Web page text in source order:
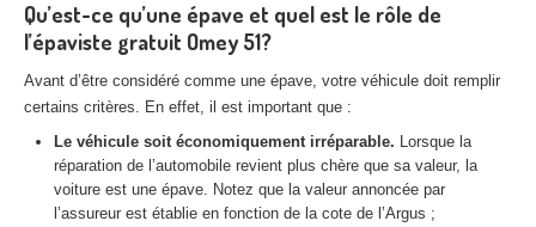
Centreagréé VHU 92 : casse auto avec destruction
Centreagréé VHU 93 : casse auto avec destruction
Centreagréé VHU 94 : casse auto avec destruction
Centreagréé VHU 95 : casse auto avec destruction
Qu’est-ce qu’une épave et quel est le rôle de
l’épaviste gratuit Omey 51?
Avant d’être considéré comme une épave, votre véhicule doit remplir
certains critères. En effet, il est important que :
Le véhicule soit économiquement irréparable. Lorsque la
réparation de l’automobile revient plus chère que sa valeur, la
voiture est une épave. Notez que la valeur annoncée par
l’assureur est établie en fonction de la cote de l’Argus ;